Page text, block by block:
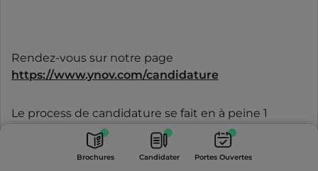
Brochures Candidater Portes
Ouvertes
Brochures Candidater Portes Ouvertes
Rendez-vous sur notre page
https://www.ynov.com/candidature
Le process de candidature se fait en à peine 1
minute chez Ynov.